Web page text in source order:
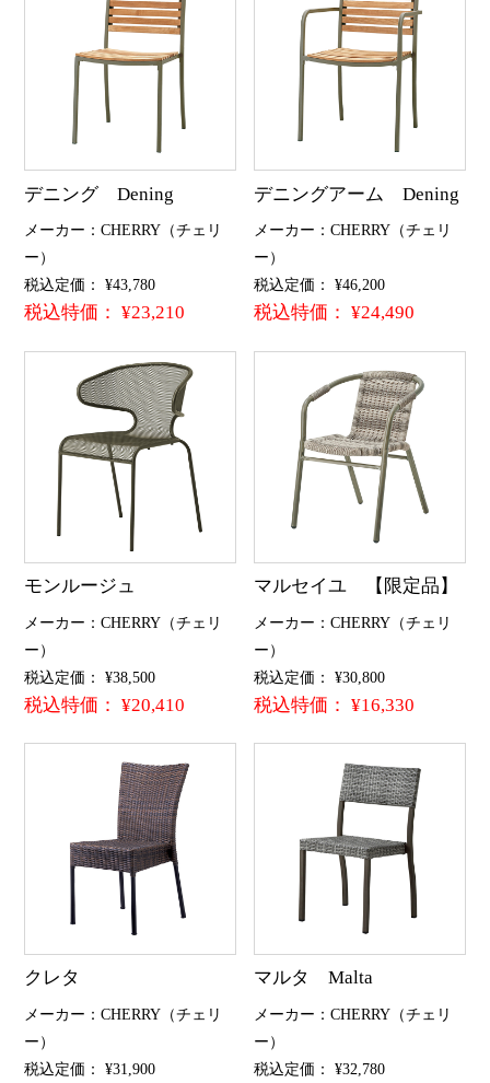
デニング Dening
メーカー：CHERRY（チェリ
ー）
税込定価： ¥43,780
税込特価： ¥23,210
デニングアーム Dening
メーカー：CHERRY（チェリ
ー）
税込定価： ¥46,200
税込特価： ¥24,490
モンルージュ
メーカー：CHERRY（チェリ
ー）
税込定価： ¥38,500
税込特価： ¥20,410
マルセイユ 【限定品】
メーカー：CHERRY（チェリ
ー）
税込定価： ¥30,800
税込特価： ¥16,330
クレタ
メーカー：CHERRY（チェリ
ー）
税込定価： ¥31,900
マルタ Malta
メーカー：CHERRY（チェリ
ー）
税込定価： ¥32,780